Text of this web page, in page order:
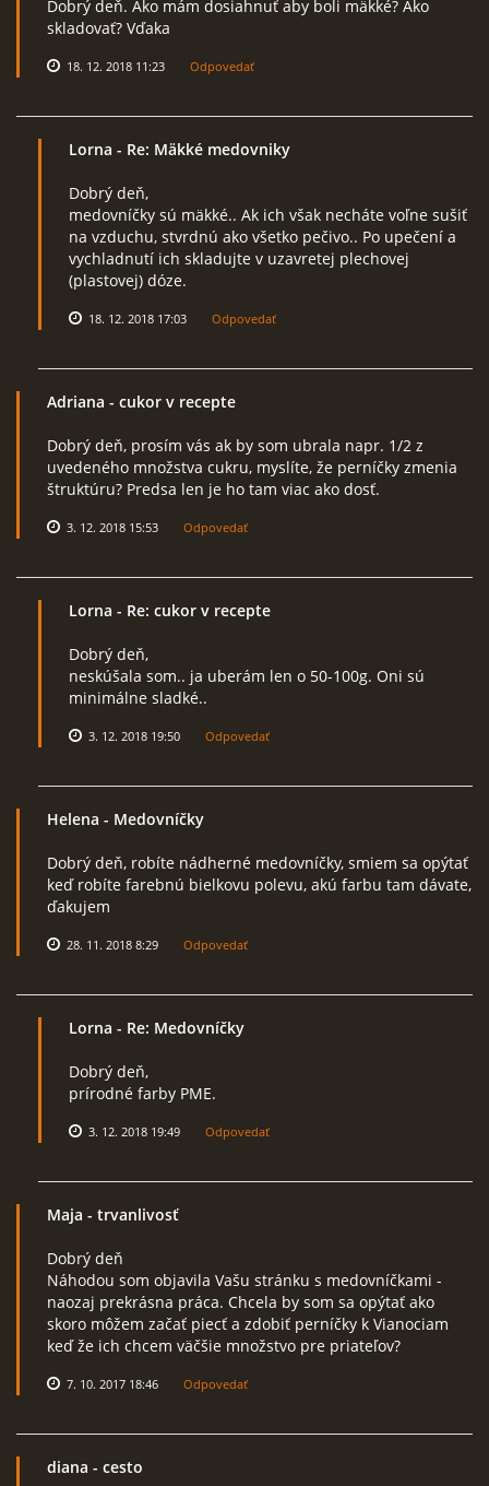
Dobrý deň. Ako mám dosiahnuť aby boli mäkké? Ako
skladovať? Vďaka
18. 12. 2018 11:23 Odpovedať
Lorna - Re: Mäkké medovniky
Dobrý deň,
medovníčky sú mäkké.. Ak ich však necháte voľne sušiť
na vzduchu, stvrdnú ako všetko pečivo.. Po upečení a
vychladnutí ich skladujte v uzavretej plechovej
(plastovej) dóze.
18. 12. 2018 17:03 Odpovedať
Adriana - cukor v recepte
Dobrý deň, prosím vás ak by som ubrala napr. 1/2 z
uvedeného množstva cukru, myslíte, že perníčky zmenia
štruktúru? Predsa len je ho tam viac ako dosť.
3. 12. 2018 15:53 Odpovedať
Lorna - Re: cukor v recepte
Dobrý deň,
neskúšala som.. ja uberám len o 50-100g. Oni sú
minimálne sladké..
3. 12. 2018 19:50 Odpovedať
Helena - Medovníčky
Dobrý deň, robíte nádherné medovníčky, smiem sa opýtať
keď robíte farebnú bielkovu polevu, akú farbu tam dávate,
ďakujem
28. 11. 2018 8:29 Odpovedať
Lorna - Re: Medovníčky
Dobrý deň,
prírodné farby PME.
3. 12. 2018 19:49 Odpovedať
Maja - trvanlivosť
Dobrý deň
Náhodou som objavila Vašu stránku s medovníčkami -
naozaj prekrásna práca. Chcela by som sa opýtať ako
skoro môžem začať piecť a zdobiť perníčky k Vianociam
keď že ich chcem väčšie množstvo pre priateľov?
7. 10. 2017 18:46 Odpovedať
diana - cesto